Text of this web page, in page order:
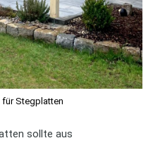
Stegplatten
sollte aus